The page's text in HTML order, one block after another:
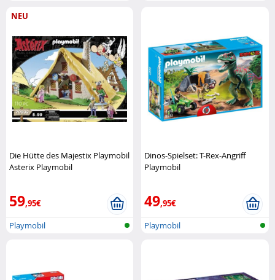
NEU
Die Hütte des Majestix Playmobil
Asterix Playmobil
59,95€
Playmobil
Dinos-Spielset: T-Rex-Angriff
Playmobil
49,95€
Playmobil